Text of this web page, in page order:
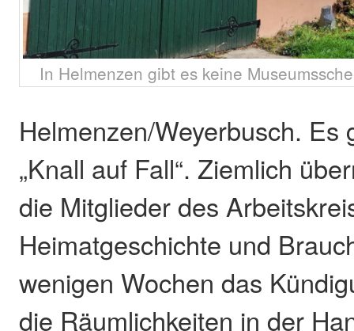
In Helmenzen gibt es keine
Helmenzen/Weyerbusch. Es
„Knall auf Fall“. Ziemlich
die Mitglieder des
Heimatgeschichte und
wenigen Wochen das
die Räumlichkeiten in der